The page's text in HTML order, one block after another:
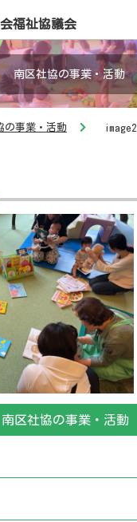
福祉協議会
南区社協の事業・活動
の事業・活動 image2
南区社協の事業・活動